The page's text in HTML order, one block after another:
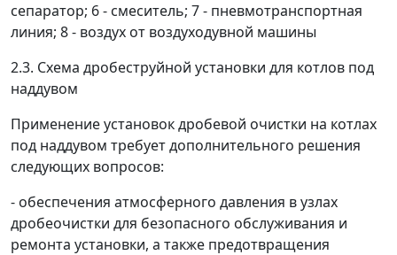
сепаратор; 6 - смеситель; 7 - пневмотранспортная
линия; 8 - воздух от воздуходувной машины
2.3. Схема дробеструйной установки для котлов под
наддувом
Применение установок дробевой очистки на котлах
под наддувом требует дополнительного решения
следующих вопросов:
- обеспечения атмосферного давления в узлах
дробеочистки для безопасного обслуживания и
ремонта установки, а также предотвращения